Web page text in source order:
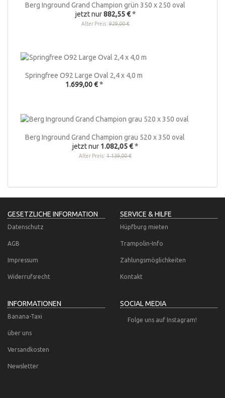
Berg Inground Grand Champion grün 350 x 250 oval
jetzt nur882,55 € *
Alter Preis:929,00 €
Springfree O92 Large Oval 2,4 x 4,0 m
1.699,00 € *
Berg Inground Grand Champion grau 520 x 350 oval
jetzt nur 1.082,05 € *
Alter Preis:1.139,00 €
GESETZLICHE INFORMATION
Datenschutz
AGB
Impressum
Widerrufsrecht
SERVICE & HILFE
Hüpfburg mieten
Trampolin-Info
Zahlungsmöglichkeiten
Kontakt
INFORMATIONEN
Banana-Taxi
über uns
Versandkosten
Newsletter
SOCIAL MEDIA
Folge uns auf Instagram!